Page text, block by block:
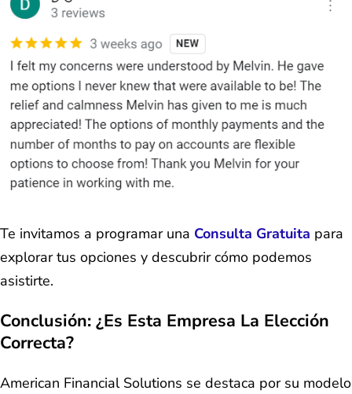
Te invitamos a programar una Consulta Gratuita para
explorar tus opciones y descubrir cómo podemos
asistirte.
Conclusión: ¿Es Esta Empresa La Elección
Correcta?
American Financial Solutions se destaca por su modelo